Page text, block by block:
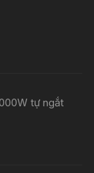
tự ngắt